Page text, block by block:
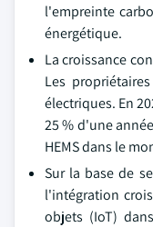
l'empreinte
énergétique.
La croissance
Les
électriques. En
25 % d'une
HEMS dans le
Sur la base de
l'intégration
objets (IoT)